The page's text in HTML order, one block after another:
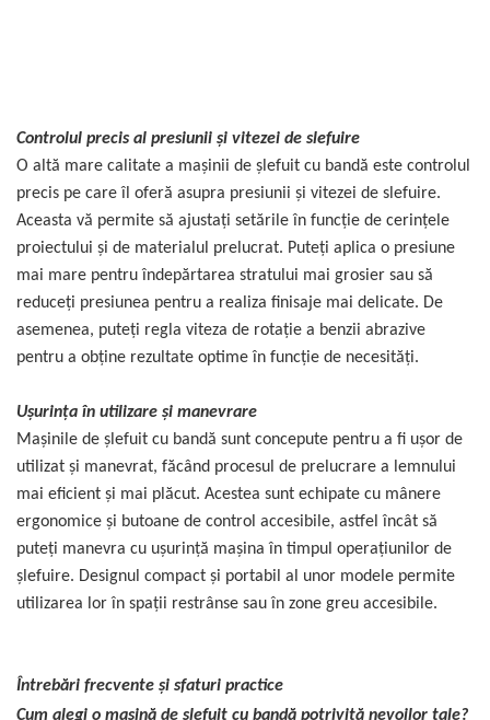
Controlul precis al presiunii și vitezei de slefuire
O altă mare calitate a mașinii de șlefuit cu bandă este controlul
precis pe care îl oferă asupra presiunii și vitezei de slefuire.
Aceasta vă permite să ajustați setările în funcție de cerințele
proiectului și de materialul prelucrat. Puteți aplica o presiune
mai mare pentru îndepărtarea stratului mai grosier sau să
reduceți presiunea pentru a realiza finisaje mai delicate. De
asemenea, puteți regla viteza de rotație a benzii abrazive
pentru a obține rezultate optime în funcție de necesități.
Ușurința în utilizare și manevrare
Mașinile de șlefuit cu bandă sunt concepute pentru a fi ușor de
utilizat și manevrat, făcând procesul de prelucrare a lemnului
mai eficient și mai plăcut. Acestea sunt echipate cu mânere
ergonomice și butoane de control accesibile, astfel încât să
puteți manevra cu ușurință mașina în timpul operațiunilor de
șlefuire. Designul compact și portabil al unor modele permite
utilizarea lor în spații restrânse sau în zone greu accesibile.
Întrebări frecvente și sfaturi practice
Cum alegi o mașină de șlefuit cu bandă potrivită nevoilor tale?